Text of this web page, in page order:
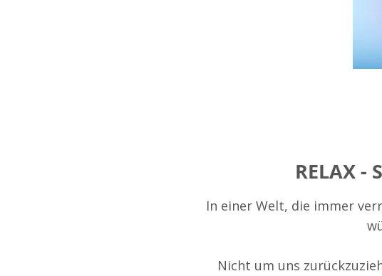
RELAX -
In einer Welt, die immer
Nicht um uns